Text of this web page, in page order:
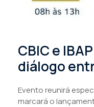
CBIC e
diálogo
Evento reunirá
marcará o